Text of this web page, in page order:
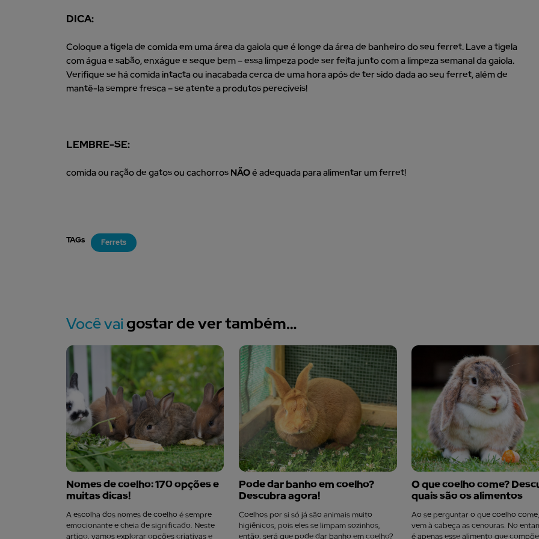
DICA:
Coloque a tigela de comida em uma área da gaiola que é longe da área de banheiro do seu ferret. Lave a tigela
com água e sabão, enxágue e seque bem – essa limpeza pode ser feita junto com a limpeza semanal da gaiola.
Verifique se há comida intacta ou inacabada cerca de uma hora após de ter sido dada ao seu ferret, além de
mantê-la sempre fresca – se atente a produtos perecíveis!
LEMBRE-SE:
comida ou ração de gatos ou cachorros NÃOé adequada para alimentar um ferret!
TAGs Ferrets
Você vaigostar de ver também…
Nomes de coelho: 170 opções e
muitas dicas!
A escolha dos nomes de coelho é sempre
emocionante e cheia de significado. Neste
artigo, vamos explorar opções criativas e
Pode dar banho em coelho?
Descubra agora!
Coelhos por si só já são animais muito
higiênicos, pois eles se limpam sozinhos,
então, será que pode dar banho em coelho?
O que coelho come?
quais são os alimentos
Ao se perguntar o que coelho
vem à cabeça as cenouras. No
é apenas esse alimento que